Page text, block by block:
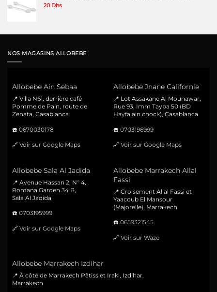
20 Dhs
NOS MAGASINS ALLOBEBE
Allobebe Ain Sebaa
📍 Villa N61, derrière café
Pomme de Pain, route de
Zenata, Casablanca
☎️ 0670030178
🔗 Voir sur Google Maps
Allobebe Jnane Californie
📍 Lot Assakane Al Mounawar,
Rue 93, Imm Tayba 50 (BD
Hayfa ain chock), Casablanca
☎️ 0703196999
🔗 Voir sur Google Maps
Allobebe Sala Al Jadida
📍 Avenue Hassan 2, N° 4,
Romana Garden 34 B,
Sala Al Jadida
☎️ 0703195999
🔗 Voir sur Google Maps
Allobebe Marrakech Allal
Fassi
📍 Croisement Allal Fassi et
Yaacoub El Mansour
(Majorelle), Marrakech
☎️ 0659321545
🔗 Voir sur Waze
Allobebe Marrakech Izdihar
📍 À côté de Marrakech Pâtiss et Iraki, Izdihar,
Marrakech